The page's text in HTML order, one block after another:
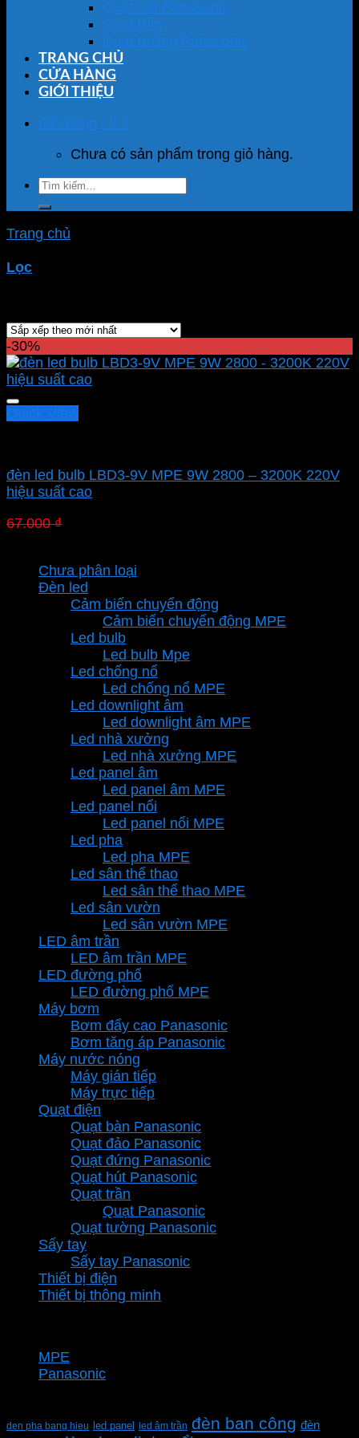
Quạt hút Panasonic
Quạt trần
Quạt tường Panasonic
TRANG CHỦ
CỬA HÀNG
GIỚI THIỆU
Giỏ hàng / 0 ₫
Chưa có sản phẩm trong giỏ hàng.
Tìm
kiếm:
Trang chủ
Lọc
-30%
đèn led bulb LBD3-9V MPE 9W 2800 – 3200K 220V
hiệu suất cao
67.000₫
67.000 ₫.là:
Chưa phân loại
Đèn led
Cảm biến chuyển động
Cảm biến chuyển động MPE
Led bulb
Led bulb Mpe
Led chống nổ
Led chống nổ MPE
Led downlight âm
Led downlight âm MPE
Led nhà xưởng
Led nhà xưởng MPE
Led panel âm
Led panel âm MPE
Led panel nổi
Led panel nổi MPE
Led pha
Led pha MPE
Led sân thể thao
Led sân thể thao MPE
Led sân vườn
Led sân vườn MPE
LED âm trần
LED âm trần MPE
LED đường phố
LED đường phố MPE
Máy bơm
Bơm đẩy cao Panasonic
Bơm tăng áp Panasonic
Máy nước nóng
Máy gián tiếp
Máy trực tiếp
Quạt điện
Quạt bàn Panasonic
Quạt đảo Panasonic
Quạt đứng Panasonic
Quạt hút Panasonic
Quạt trần
Quạt Panasonic
Quạt tường Panasonic
Sấy tay
Sấy tay Panasonic
Thiết bị điện
Thiết bị thông minh
MPE
Panasonic
den pha bang hieu led panel led âm trần đèn ban công đèn